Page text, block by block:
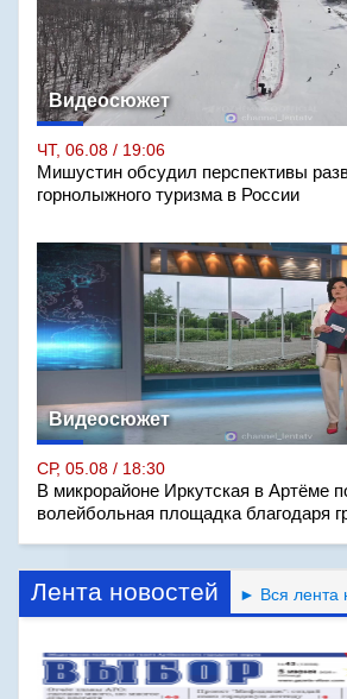
Видеосюжет
ЧТ, 06.08 / 19:06
Мишустин обсудил перспективы
горнолыжного туризма в России
Видеосюжет
СР, 05.08 / 18:30
В микрорайоне Иркутская в Артёме
волейбольная площадка благодаря
Лента новостей ► Вся лента